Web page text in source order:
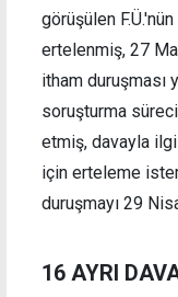
görüşülen
ertelenmiş, 27
itham duruşması
soruşturma
etmiş, davayla
için erteleme
duruşmayı 29
16 AYRI